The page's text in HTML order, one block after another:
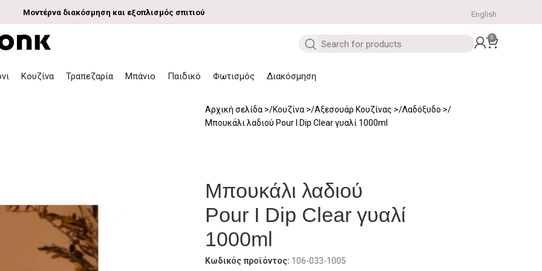
Μοντέρνα διακόσμηση και εξοπλισμός σπιτιού English
0
Κουζίνα Τραπεζαρία Μπάνιο Παιδικό Φωτισμός Διακόσμηση
Αρχική σελίδα Κουζίνα Αξεσουάρ Κουζίνας
Λαδόξυδο
Μπουκάλι λαδιού Pour I Dip Clear γυαλί 1000ml
Μπουκάλι λαδιού
Pour I Dip Clear γυαλί
1000ml
Κωδικός προϊόντος: 106-033-1005